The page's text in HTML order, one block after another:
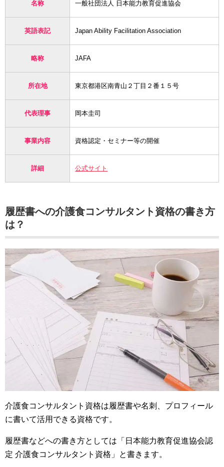
名称 一般社団法人 日本能力教育促進協会
英語表記 Japan Ability Facilitation Association
略称 JAFA
所在地 東京都港区南青山２丁目２番１５号
代表理事 岡本圭司
事業内容 資格認定・セミナー等の開催
詳細 公式サイト
履歴書への介護食コンサルタント資格の書き方
は？
介護食コンサルタント資格は履歴書や名刺、プロフィール
に書いて活用できる資格です。
履歴書などへの書き方としては「日本能力教育促進協会認
定 介護食コンサルタント資格」と書きます。